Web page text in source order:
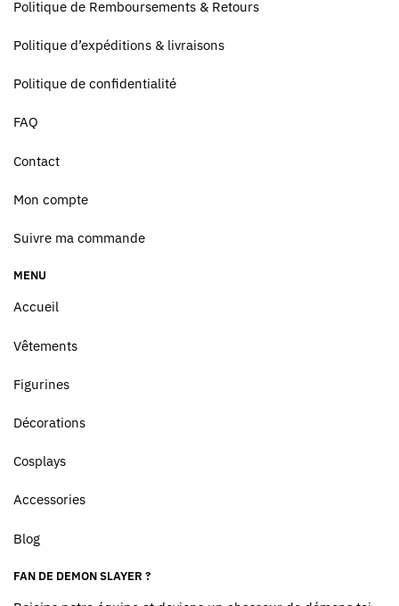
Politique de Remboursements & Retours
Politique d’expéditions & livraisons
Politique de confidentialité
FAQ
Contact
Mon compte
Suivre ma commande
MENU
Accueil
Vêtements
Figurines
Décorations
Cosplays
Accessories
Blog
FAN DE DEMON SLAYER ?